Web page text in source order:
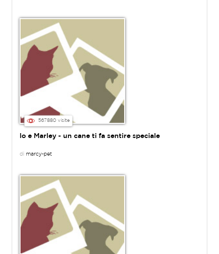
567880 visite
Io e Marley - un cane ti fa sentire speciale
di marcy-pet